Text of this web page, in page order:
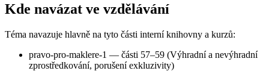
Kde navázat ve vzdělávání
Téma navazuje hlavně na tyto části interní knihovny a kurzů:
pravo-pro-maklere-1 — části 57–59 (Výhradní a nevýhradní
zprostředkování, porušení exkluzivity)